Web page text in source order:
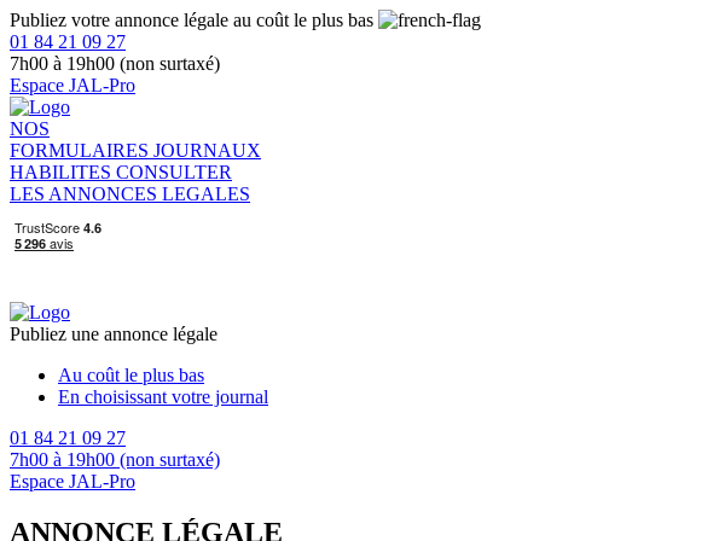
Publiez votre annonce légale au coût le plus bas
01 84 21 09 27
7h00 à 19h00 (non surtaxé)
Espace JAL-Pro
NOS
FORMULAIRES JOURNAUX
HABILITES CONSULTER
LES ANNONCES LEGALES
Publiez une annonce légale
Au coût le plus bas
En choisissant votre journal
01 84 21 09 27
7h00 à 19h00 (non surtaxé)
Espace JAL-Pro
ANNONCE LÉGALE